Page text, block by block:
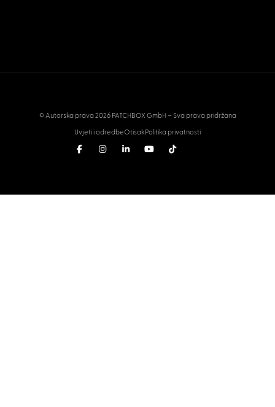
© Autorska prava 2026 PATCHBOX GmbH – Sva prava pridržana
Uvjeti i odredbeOtisakPolitika privatnosti